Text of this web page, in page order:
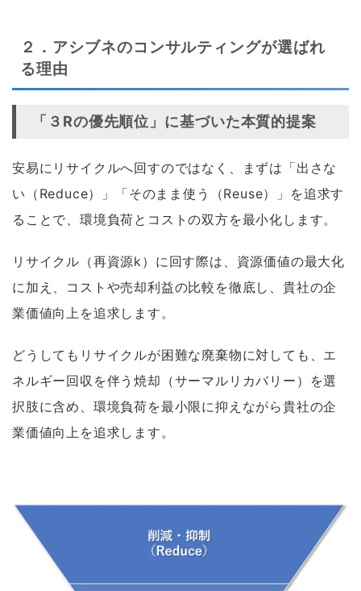
２．アシブネのコンサルティングが選ばれ
る理由
「３Rの優先順位」に基づいた本質的提案
安易にリサイクルへ回すのではなく、まずは「出さな
い（Reduce）」「そのまま使う（Reuse）」を追求す
ることで、環境負荷とコストの双方を最小化します。
リサイクル（再資源k）に回す際は、資源価値の最大化
に加え、コストや売却利益の比較を徹底し、貴社の企
業価値向上を追求します。
どうしてもリサイクルが困難な廃棄物に対しても、エ
ネルギー回収を伴う焼却（サーマルリカバリー）を選
択肢に含め、環境負荷を最小限に抑えながら貴社の企
業価値向上を追求します。